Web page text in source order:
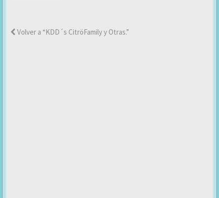
Volver a “KDD´s CitröFamily y Otras.”